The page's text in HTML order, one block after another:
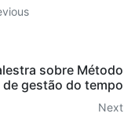
sobre Método
gestão do tempo
Next